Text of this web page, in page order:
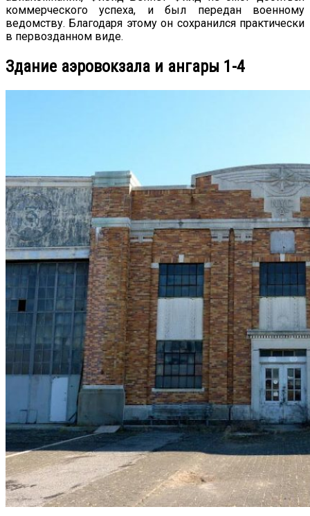
коммерческого успеха, и был передан военному
ведомству. Благодаря этому он сохранился практически
в первозданном виде.
Здание аэровокзала и ангары 1-4